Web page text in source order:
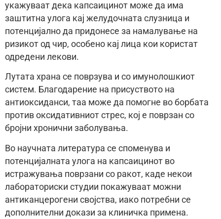
укажуваат дека капсаицинот може да има
заштитна улога кај желудочната слузница и
потенцијално да придонесе за намалување на
ризикот од чир, особено кај лица кои користат
одредени лекови.
Лутата храна се поврзува и со имунолошкиот
систем. Благодарение на присуството на
антиоксиданси, таа може да помогне во борбата
против оксидативниот стрес, кој е поврзан со
бројни хронични заболувања.
Во научната литература се споменува и
потенцијалната улога на капсаицинот во
истражувања поврзани со ракот, каде некои
лабораториски студии покажуваат можни
антиканцерогени својства, иако потребни се
дополнителни докази за клиничка примена.